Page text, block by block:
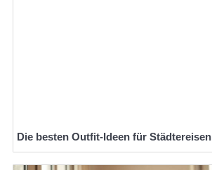
Die besten Outfit-Ideen für Städtereisen